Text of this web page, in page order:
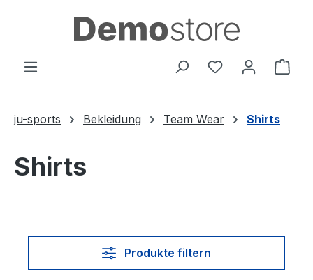
Zum Hauptinhalt springen
Du hast 0
ju-sports Bekleidung Team Wear Shirts
Shirts
Produkte filtern